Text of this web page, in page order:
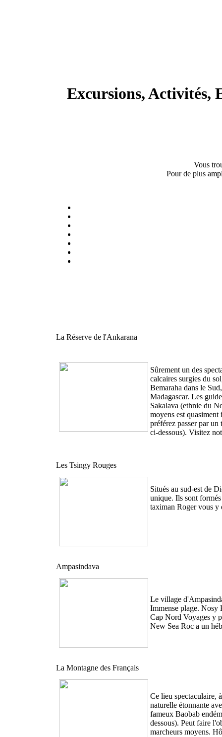
Excursions, Activités,
Vous
Pour de plus
La Réserve de l'Ankarana
Sûrement un des
calcaires surgies du
Bemaraha dans le
Madagascar. Les
Sakalava (ethnie du
moyens est
préférez passer par
ci-dessous). Visitez
Les Tsingy Rouges
Situés au sud-est de
unique. Ils sont
taximan Roger vous y
Ampasindava
Le village
Immense plage. Nosy
Cap Nord Voyages y
New Sea Roc a un
La Montagne des Français
Ce lieu spectaculaire,
naturelle étonnante
fameux Baobab
dessous). Peut faire
marcheurs moyens.